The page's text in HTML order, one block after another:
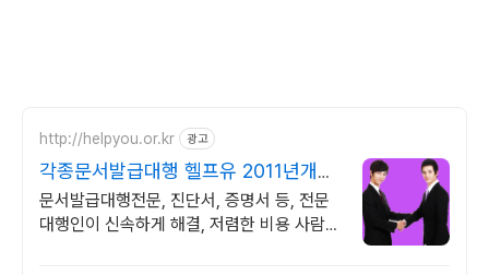
http://helpyou.or.kr 광고
각종문서발급대행 헬프유 2011년개업
압도적 재이용
문서발급대행전문, 진단서, 증명서 등, 전문
대행인이 신속하게 해결, 저렴한 비용 사람의